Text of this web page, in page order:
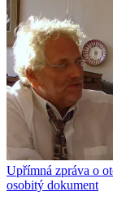
Upřímná zpráva o
osobitý dokument